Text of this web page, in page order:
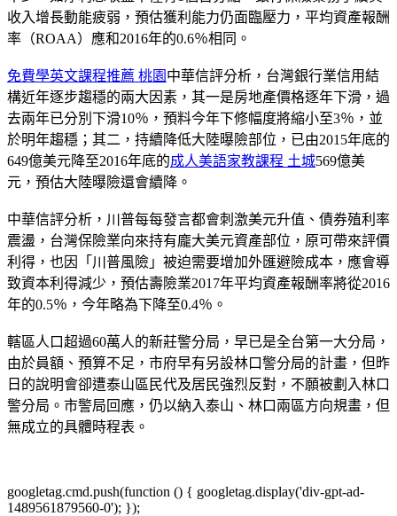
收入增長動能疲弱，預估獲利能力仍面臨壓力，平均資產報酬
率（ROAA）應和2016年的0.6％相同。
免費學英文課程推薦 桃園 中華信評分析，台灣銀行業信用結
構近年逐步趨穩的兩大因素，其一是房地產價格逐年下滑，過
去兩年已分別下滑10％，預料今年下修幅度將縮小至3％，並
於明年趨穩；其二，持續降低大陸曝險部位，已由2015年底的
649億美元降至2016年底的成人美語家教課程 土城569億美
元，預估大陸曝險還會續降。
中華信評分析，川普每每發言都會刺激美元升值、債券殖利率
震盪，台灣保險業向來持有龐大美元資產部位，原可帶來評價
利得，也因「川普風險」被迫需要增加外匯避險成本，應會導
致資本利得減少，預估壽險業2017年平均資產報酬率將從2016
年的0.5％，今年略為下降至0.4％。
轄區人口超過60萬人的新莊警分局，早已是全台第一大分局，
由於員額、預算不足，市府早有另設林口警分局的計畫，但昨
日的說明會卻遭泰山區民代及居民強烈反對，不願被劃入林口
警分局。市警局回應，仍以納入泰山、林口兩區方向規畫，但
無成立的具體時程表。
googletag.cmd.push(function () { googletag.display('div-gpt-ad-
1489561879560-0'); });